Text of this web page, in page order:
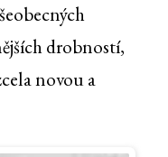
drobností,
novou a